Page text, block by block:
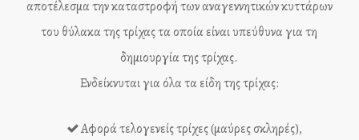
αποτέλεσμα την καταστροφή των αναγεννητικών κυττάρων
του θύλακα της τρίχας τα οποία είναι υπεύθυνα για τη
δημιουργία της τρίχας.
Ενδείκνυται για όλα τα είδη της τρίχας:
Αφορά τελογενείς τρίχες (μαύρες σκληρές),